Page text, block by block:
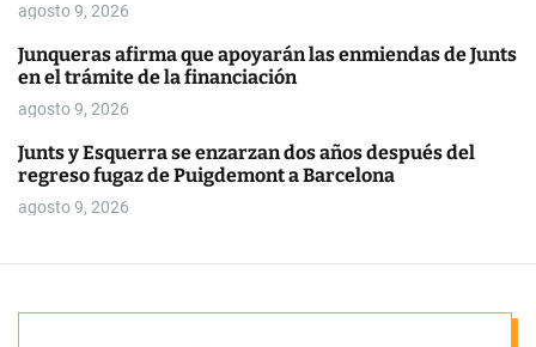
d
agosto 9, 2026
Junqueras afirma que apoyarán las enmiendas de Junts
en el trámite de la financiación
agosto 9, 2026
Junts y Esquerra se enzarzan dos años después del
regreso fugaz de Puigdemont a Barcelona
agosto 9, 2026